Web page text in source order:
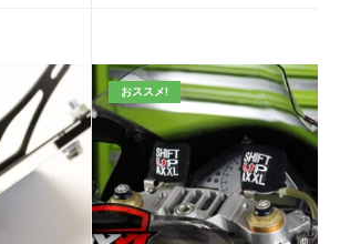
おススメ!